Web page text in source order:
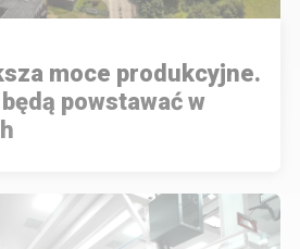
moce produkcyjne.
powstawać w